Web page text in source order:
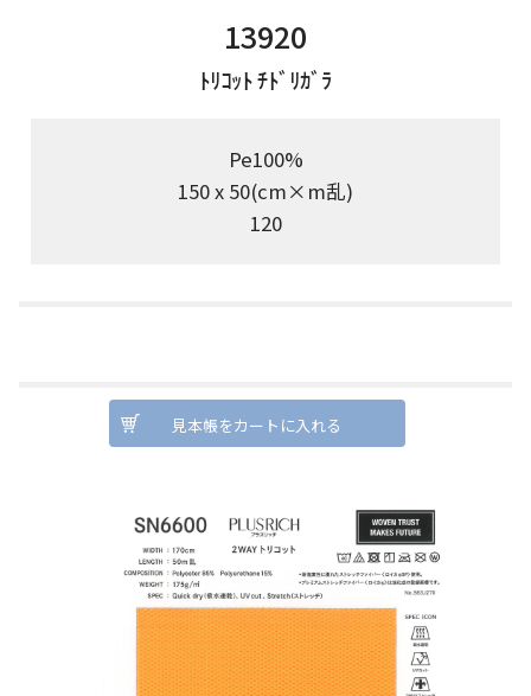
13920
ﾄﾘｺｯﾄ ﾁﾄﾞﾘｶﾞﾗ
Pe100%
150 x 50(cm×m乱)
120
見本帳をカートに入れる